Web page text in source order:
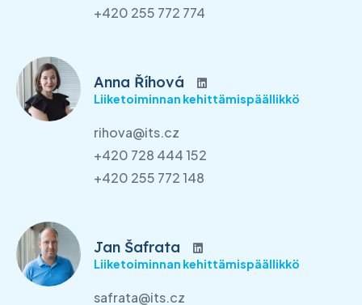
+420 255 772 774
Anna Říhová
Liiketoiminnan kehittämispäällikkö
rihova@its.cz
+420 728 444 152
+420 255 772 148
Jan Šafrata
Liiketoiminnan kehittämispäällikkö
safrata@its.cz